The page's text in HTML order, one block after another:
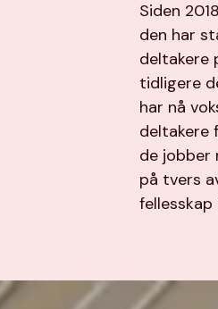
Siden
den har
deltakere
tidligere
har nå
deltakere
de jobber
på tvers